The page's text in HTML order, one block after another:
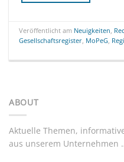
Veröffentlicht am Neuigkeiten
Gesellschaftsregister, MoPeG,
ABOUT
Aktuelle Themen,
aus unserem Unternehmen